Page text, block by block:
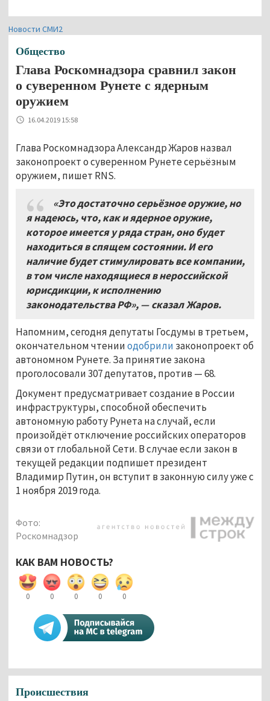
Новости СМИ2
Общество
Глава Роскомнадзора сравнил закон
о суверенном Рунете с ядерным
оружием
16.04.2019 15:58
Глава Роскомнадзора Александр Жаров назвал
законопроект о суверенном Рунете серьёзным
оружием, пишет RNS.
«Это достаточно серьёзное оружие, но
я надеюсь, что,как и ядерное оружие,
которое имеется у ряда стран,оно будет
находиться в спящем состоянии.И его
наличие будет стимулировать все компании,
в том числе находящиеся в нероссийской
юрисдикции,к исполнению
законодательства РФ», — сказалЖаров.
Напомним, сегодня депутаты Госдумы в третьем,
окончательном чтенииодобрили законопроект об
автономном Рунете. За принятие закона
проголосовали 307 депутатов, против — 68.
Документ предусматривает создание в России
инфраструктуры, способной обеспечить
автономную работу Рунета на случай, если
произойдёт отключение российских операторов
связи от глобальной Сети. В случае если закон в
текущей редакции подпишет президент
Владимир Путин, он вступит в законную силу уже с
1 ноября 2019 года.
Фото:
Роскомнадзор
КАК ВАМ НОВОСТЬ?
0 0 0 0 0
Происшествия